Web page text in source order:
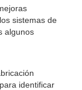
sistemas de
algunos
identificar